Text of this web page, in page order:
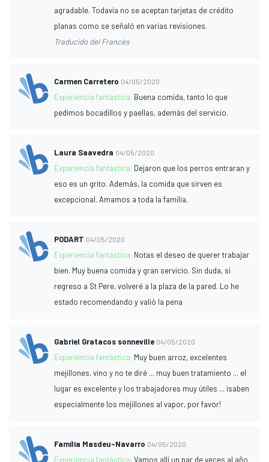
agradable. Todavía no se aceptan tarjetas de crédito
planas como se señaló en varias revisiones.
Traducido del Francés
Carmen Carretero 04/05/2020
Experiencia fantástica: Buena comida, tanto lo que
pedimos bocadillos y paellas, además del servicio.
Laura Saavedra 04/05/2020
Experiencia fantástica: Dejaron que los perros entraran y
eso es un grito. Además, la comida que sirven es
excepcional. Amamos a toda la familia.
PODART 04/05/2020
Experiencia fantástica: Notas el deseo de querer trabajar
bien. Muy buena comida y gran servicio. Sin duda, si
regreso a St Pere, volveré a la plaza de la pared. Lo he
estado recomendando y valió la pena
Gabriel Gratacos sonneville 04/05/2020
Experiencia fantástica: Muy buen arroz, excelentes
mejillones, vino y no te diré ... muy buen tratamiento ... el
lugar es excelente y los trabajadores muy útiles ... ¡saben
especialmente los mejillones al vapor, por favor!
Família Masdeu-Navarro 04/05/2020
Experiencia fantástica:Vamos allí un par de veces al año